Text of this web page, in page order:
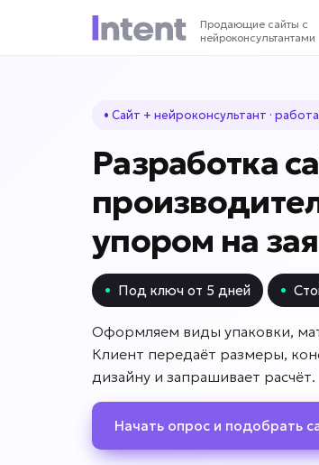
Продающие сайты с
нейроконсультантами
• Сайт + нейроконсультант ·
Разработка
упором на
• Под ключ от 5 дней •
Оформляем виды упаковки,
Клиент передаёт размеры,
дизайну и запрашивает расчёт.
Начать опрос и подобрать